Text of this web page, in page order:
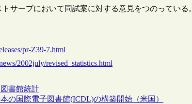
サーブにおいて同試案に対する意見をつのっている。
pr-Z39-7.html
2002july/revised_statistics.html
図書館統計
の国際電子図書館(ICDL)の構築開始（米国）